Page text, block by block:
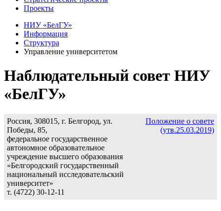
Проекты
НИУ «БелГУ»
Информация
Структура
Управление университетом
Наблюдательный совет НИУ
«БелГУ»
Россия, 308015, г. Белгород, ул.
Победы, 85,
федеральное государственное
автономное образовательное
учреждение высшего образования
«Белгородский государственный
национальный исследовательский
университет»
т. (4722) 30-12-11
Положение о совете
(утв.25.03.2019)